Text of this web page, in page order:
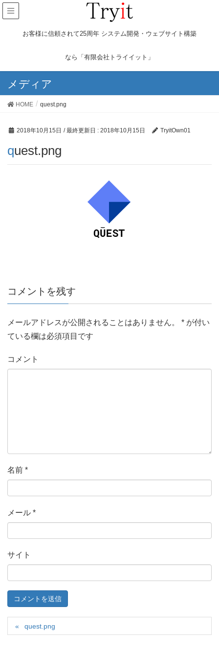
お客様に信頼されて25周年 システム開発・ウェブサイト構築
なら「有限会社トライイット」
メディア
HOME quest.png
2018年10月15日 / 最終更新日 : 2018年10月15日 TryitOwn01
quest.png
コメントを残す
メールアドレスが公開されることはありません。 * が付い
ている欄は必須項目です
コメント
名前 *
メール *
サイト
quest.png